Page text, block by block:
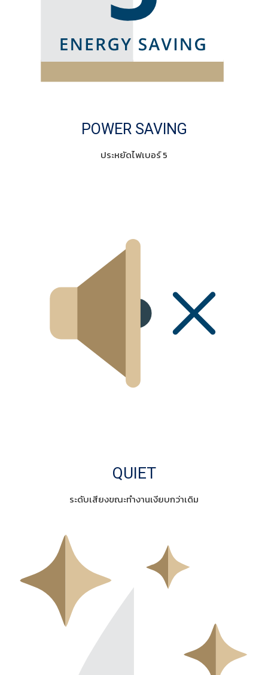
POWER SAVING
ประหยัดไฟเบอร์ 5
QUIET
ระดับเสียงขณะทำงานเงียบกว่าเดิม